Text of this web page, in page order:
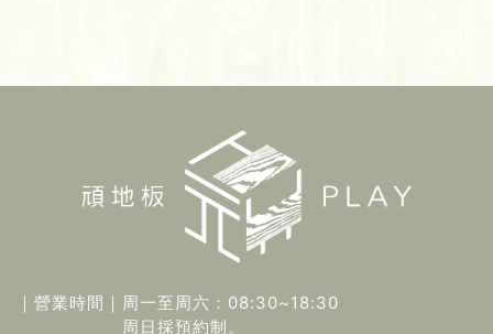
｜營業時間｜ 周一至周六：08:30~18:30
周日採預約制。